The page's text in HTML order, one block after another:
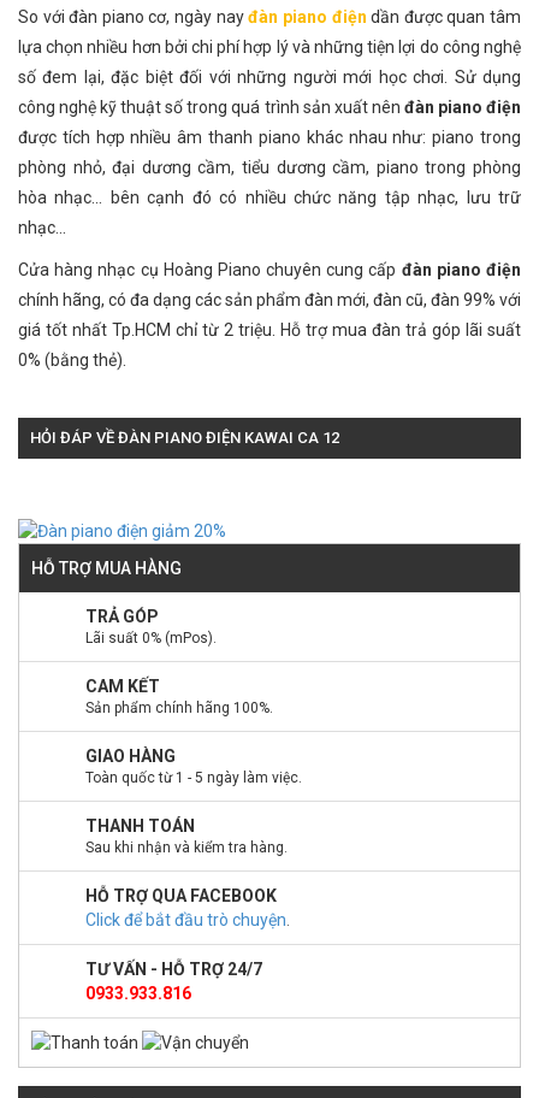
So với đàn piano cơ, ngày nayđàn piano điện dần được quan tâm
lựa chọn nhiều hơn bởi chi phí hợp lý và những tiện lợi do công nghệ
số đem lại, đặc biệt đối với những người mới học chơi. Sử dụng
công nghệ kỹ thuật số trong quá trình sản xuất nên đàn piano điện
được tích hợp nhiều âm thanh piano khác nhau như: piano trong
phòng nhỏ, đại dương cầm, tiểu dương cầm, piano trong phòng
hòa nhạc... bên cạnh đó có nhiều chức năng tập nhạc, lưu trữ
nhạc...
Cửa hàng nhạc cụ Hoàng Piano chuyên cung cấp đàn piano điện
chính hãng, có đa dạng các sản phẩm đàn mới, đàn cũ, đàn 99% với
giá tốt nhất Tp.HCM chỉ từ 2 triệu. Hỗ trợ mua đàn trả góp lãi suất
0% (bằng thẻ).
HỎI ĐÁP VỀ ĐÀN PIANO ĐIỆN KAWAI CA 12
HỖ TRỢ MUA HÀNG
TRẢ GÓP
Lãi suất 0% (mPos).
CAM KẾT
Sản phẩm chính hãng 100%.
GIAO HÀNG
Toàn quốc từ 1 - 5 ngày làm việc.
THANH TOÁN
Sau khi nhận và kiểm tra hàng.
HỖ TRỢ QUA FACEBOOK
Click để bắt đầu trò chuyện.
TƯ VẤN - HỖ TRỢ 24/7
0933.933.816